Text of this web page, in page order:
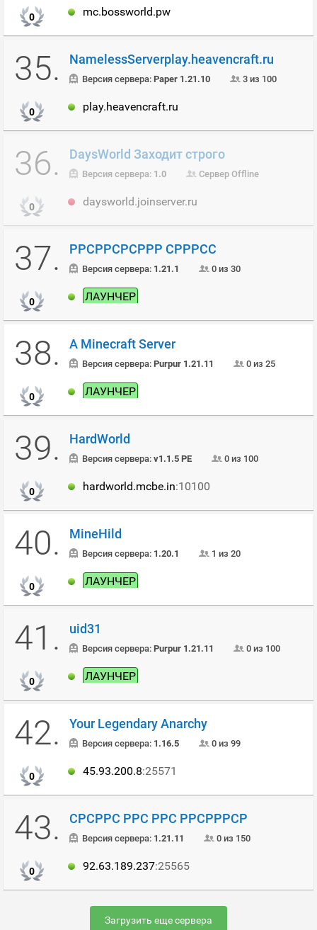
0 mc.bossworld.pw
35. NamelessServerplay.heavencraft.ru
Версия сервера: Paper 1.21.10 3 из 100
0 play.heavencraft.ru
36. DaysWorld Заходит строго
Версия сервера: 1.0 Сервер Offline
0 daysworld.joinserver.ru
37. РРСРРСРСРРР СРРРСС
Версия сервера: 1.21.1 0 из 30
0 ЛАУНЧЕР
38. A Minecraft Server
Версия сервера: Purpur 1.21.11 0 из 25
0 ЛАУНЧЕР
39. HardWorld
Версия сервера: v1.1.5 PE 0 из 100
0 hardworld.mcbe.in:10100
40. MineHild
Версия сервера: 1.20.1 1 из 20
0 ЛАУНЧЕР
41. uid31
Версия сервера: Purpur 1.21.11 0 из 100
0 ЛАУНЧЕР
42. Your Legendary Anarchy
Версия сервера: 1.16.5 0 из 99
0 45.93.200.8:25571
43. СРСРРС РРС РРС РРСРРРСР
Версия сервера: 1.21.11 0 из 150
0 92.63.189.237:25565
Загрузить еще сервера